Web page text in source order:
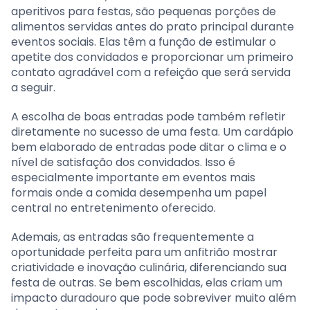
aperitivos para festas, são pequenas porções de
alimentos servidas antes do prato principal durante
eventos sociais. Elas têm a função de estimular o
apetite dos convidados e proporcionar um primeiro
contato agradável com a refeição que será servida
a seguir.
A escolha de boas entradas pode também refletir
diretamente no sucesso de uma festa. Um cardápio
bem elaborado de entradas pode ditar o clima e o
nível de satisfação dos convidados. Isso é
especialmente importante em eventos mais
formais onde a comida desempenha um papel
central no entretenimento oferecido.
Ademais, as entradas são frequentemente a
oportunidade perfeita para um anfitrião mostrar
criatividade e inovação culinária, diferenciando sua
festa de outras. Se bem escolhidas, elas criam um
impacto duradouro que pode sobreviver muito além